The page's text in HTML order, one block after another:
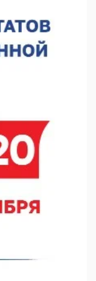
Росгвардии